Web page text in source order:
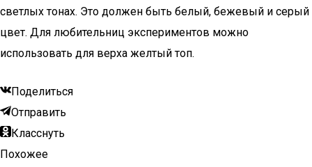
светлых тонах. Это должен быть белый, бежевый и серый
цвет. Для любительниц экспериментов можно
использовать для верха желтый топ.
Поделиться
Отправить
Класснуть
Похожее